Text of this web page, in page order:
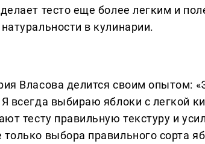
тесто еще более легким и
в кулинарии.
Власова делится своим опытом:
всегда выбираю яблоки с легкой
тесту правильную текстуру и
выбора правильного сорта